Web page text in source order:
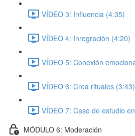
VÍDEO 3: Influencia (4:35)
VÍDEO 4: Inregración (4:20)
VÍDEO 5: Conexión
VÍDEO 6: Crea rituales (3:43)
VÍDEO 7: Caso de estudio
MÓDULO 6: Moderación